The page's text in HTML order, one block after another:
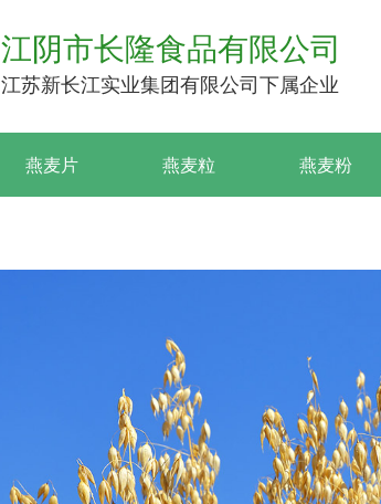
江阴市长隆食品有限公司
江苏新长江实业集团有限公司下属企业
燕麦片 燕麦粒 燕麦粉